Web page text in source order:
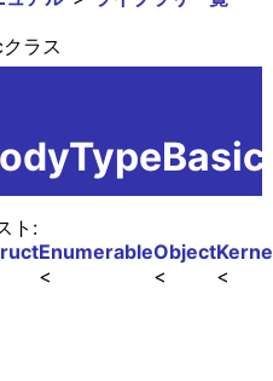
ラス
ト:
Object
Enumerable